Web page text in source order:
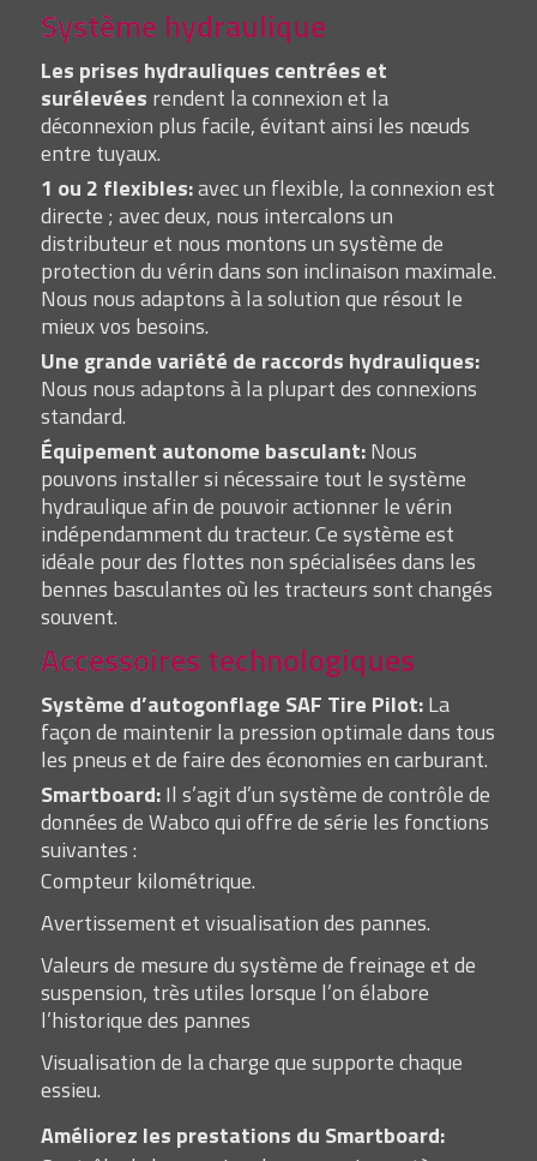
Système hydraulique
Les prises hydrauliques centrées et
surélevées rendent la connexion et la
déconnexion plus facile, évitant ainsi les nœuds
entre tuyaux.
1 ou 2 flexibles:avec un flexible, la connexion est
directe ; avec deux, nous intercalons un
distributeur et nous montons un système de
protection du vérin dans son inclinaison maximale.
Nous nous adaptons à la solution que résout le
mieux vos besoins.
Une grande variété de raccords hydrauliques:
Nous nous adaptons à la plupart des connexions
standard.
Équipement autonome basculant:Nous
pouvons installer si nécessaire tout le système
hydraulique afin de pouvoir actionner le vérin
indépendamment du tracteur. Ce système est
idéale pour des flottes non spécialisées dans les
bennes basculantes où les tracteurs sont changés
souvent.
Accessoires technologiques
Système d’autogonflage SAF Tire Pilot:La
façon de maintenir la pression optimale dans tous
les pneus et de faire des économies en carburant.
Smartboard:Il s’agit d’un système de contrôle de
données de Wabco qui offre de série les fonctions
suivantes :
Compteur kilométrique.
Avertissement et visualisation des pannes.
Valeurs de mesure du système de freinage et de
suspension, très utiles lorsque l’on élabore
l’historique des pannes
Visualisation de la charge que supporte chaque
essieu.
Améliorez les prestations du Smartboard: